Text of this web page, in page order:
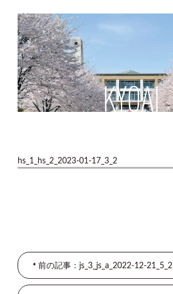
hs_1_hs_2_2023-01-17_3_2
前の記事：js_3_js_a_2022-12-21_5_2